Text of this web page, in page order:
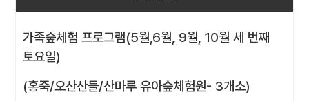
가족숲체험 프로그램(5월,6월, 9월, 10월 세 번째
토요일)
(홍죽/오산산들/산마루 유아숲체험원- 3개소)